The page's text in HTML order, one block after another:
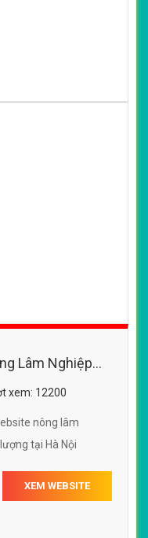
Lâm Nghiệp
xem: 12200
nông lâm
tại Hà Nội
XEM WEBSITE